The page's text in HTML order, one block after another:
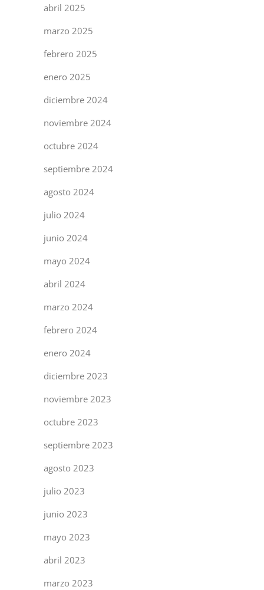
abril 2025
marzo 2025
febrero 2025
enero 2025
diciembre 2024
noviembre 2024
octubre 2024
septiembre 2024
agosto 2024
julio 2024
junio 2024
mayo 2024
abril 2024
marzo 2024
febrero 2024
enero 2024
diciembre 2023
noviembre 2023
octubre 2023
septiembre 2023
agosto 2023
julio 2023
junio 2023
mayo 2023
abril 2023
marzo 2023